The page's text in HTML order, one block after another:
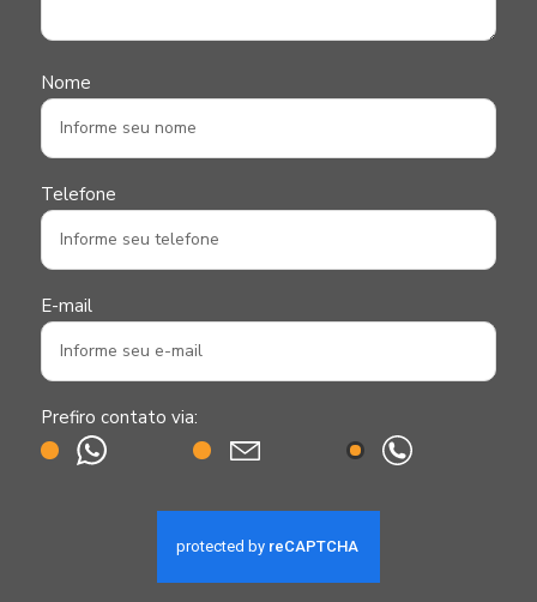
Nome
Telefone
E-mail
Prefiro contato via: